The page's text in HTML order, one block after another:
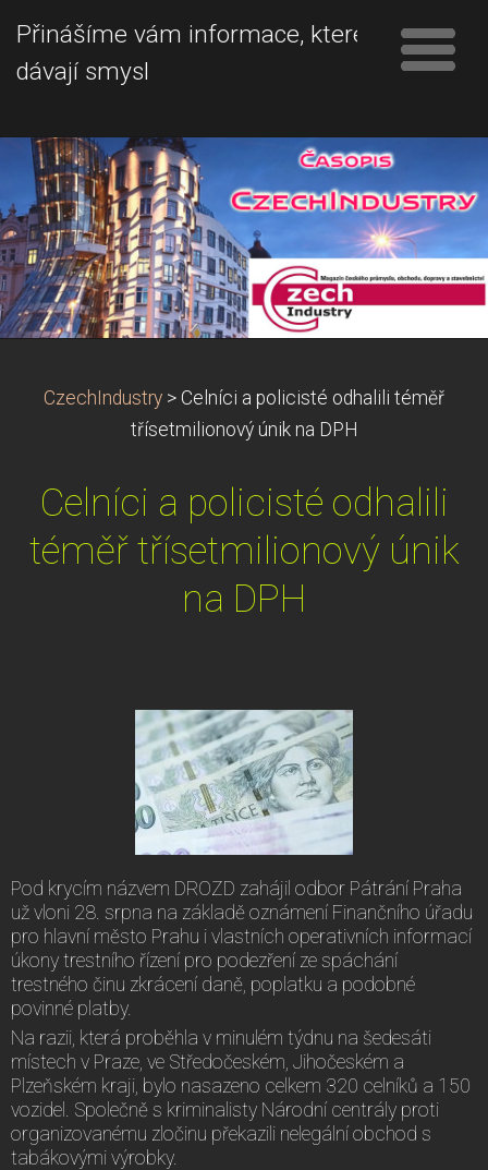
Přinášíme vám informace, které
dávají smysl
CzechIndustry > Celníci a policisté odhalili téměř
třísetmilionový únik na DPH
Celníci a policisté odhalili
téměř třísetmilionový únik
na DPH
Pod krycím názvem DROZD zahájil odbor Pátrání Praha
už vloni 28. srpna na základě oznámení Finančního úřadu
pro hlavní město Prahu i vlastních operativních informací
úkony trestního řízení pro podezření ze spáchání
trestného činu zkrácení daně, poplatku a podobné
povinné platby.
Na razii, která proběhla v minulém týdnu na šedesáti
místech v Praze, ve Středočeském, Jihočeském a
Plzeňském kraji, bylo nasazeno celkem 320 celníků a 150
vozidel. Společně s kriminalisty Národní centrály proti
organizovanému zločinu překazili nelegální obchod s
tabákovými výrobky.